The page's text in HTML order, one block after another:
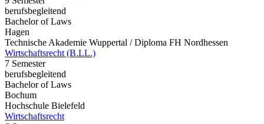
berufsbegleitend
Bachelor of Laws
Hagen
Technische Akademie Wuppertal / Diploma FH Nordhessen
Wirtschaftsrecht (B.LL.)
7 Semester
berufsbegleitend
Bachelor of Laws
Bochum
Hochschule Bielefeld
Wirtschaftsrecht